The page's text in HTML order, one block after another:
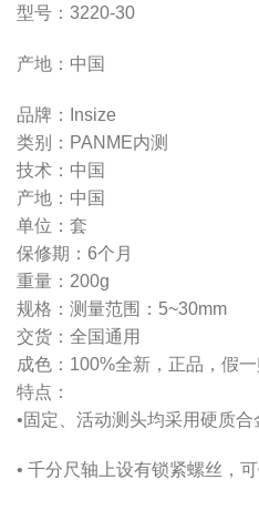
型号：3220-30
产地：中国
品牌：Insize
类别：PANME内测
技术：中国
产地：中国
单位：套
保修期：6个月
重量：200g
规格：测量范围：5~30mm
交货：全国通用
成色：100%全新，正品，假一
特点：
•固定、活动测头均采用硬质合
• 千分尺轴上设有锁紧螺丝，可